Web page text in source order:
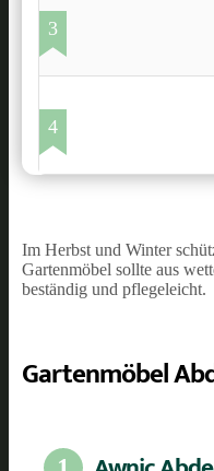
3
4
Im Herbst und Winter
Gartenmöbel sollte aus
beständig und pflegeleicht.
Gartenmöbel